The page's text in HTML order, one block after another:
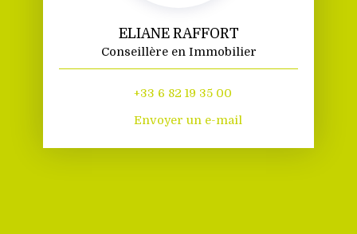
ELIANE RAFFORT
Conseillère en Immobilier
+33 6 82 19 35 00
Envoyer un e-mail